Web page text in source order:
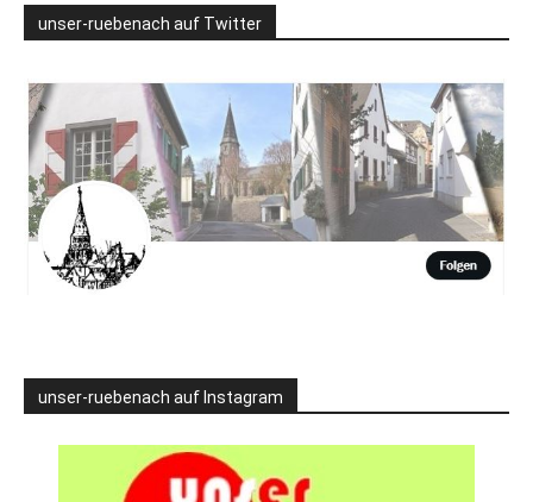
unser-ruebenach auf Twitter
unser-ruebenach auf Instagram